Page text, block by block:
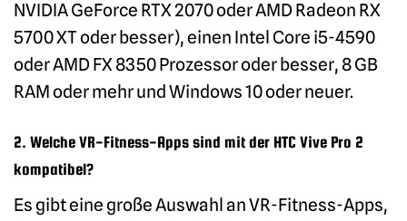
NVIDIA GeForce RTX 2070 oder AMD Radeon RX
5700 XT oder besser), einen Intel Core i5-4590
oder AMD FX 8350 Prozessor oder besser, 8 GB
RAM oder mehr und Windows 10 oder neuer.
2. Welche VR-Fitness-Apps sind mit der HTC Vive Pro 2
kompatibel?
Es gibt eine große Auswahl an VR-Fitness-Apps,